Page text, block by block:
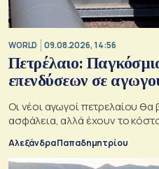
WORLD 09.08.2026, 14:56
Πετρέλαιο:
επενδύσεων σε
Οι νέοι αγωγοί πετρελαίου θα
ασφάλεια, αλλά έχουν το
Αλεξάνδρα Παπαδημητρίου